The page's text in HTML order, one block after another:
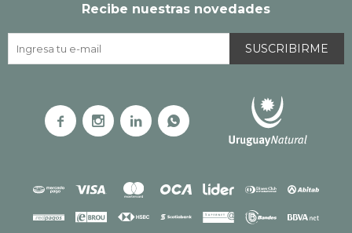
Recibe nuestras novedades
SUSCRIBIRME
   